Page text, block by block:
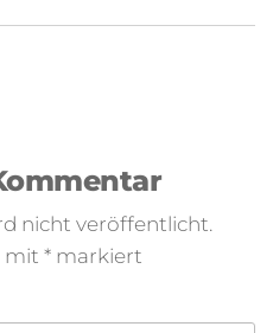
nicht veröffentlicht.
mit * markiert